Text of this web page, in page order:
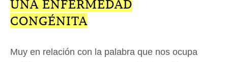
UNA ENFERMEDAD
CONGÉNITA
Muy en relación con la palabra que nos ocupa